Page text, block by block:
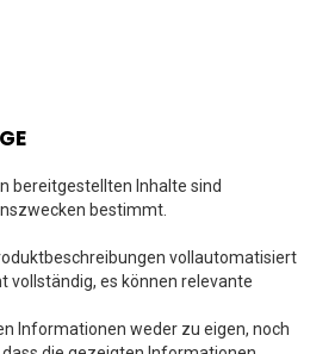
bereitgestellten Inhalte sind
bestimmt.
vollautomatisiert
vollständig, es können relevante
Informationen weder zu eigen, noch